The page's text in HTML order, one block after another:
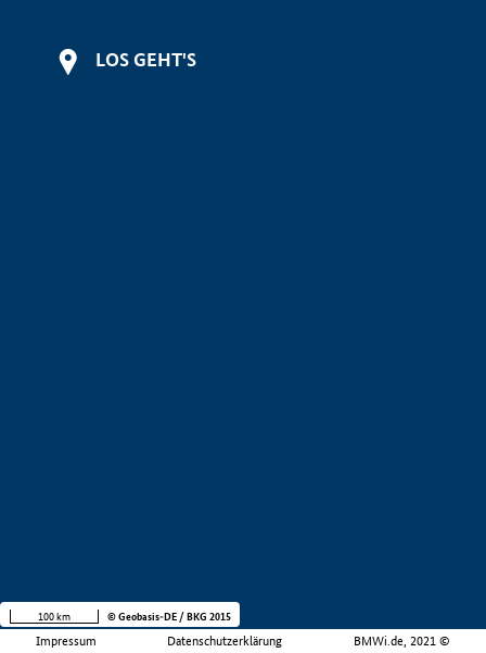
LOS GEHT'S
Impressum Datenschutzerklärung BMWi.de, 2021 ©
100 km © Geobasis-DE / BKG 2015